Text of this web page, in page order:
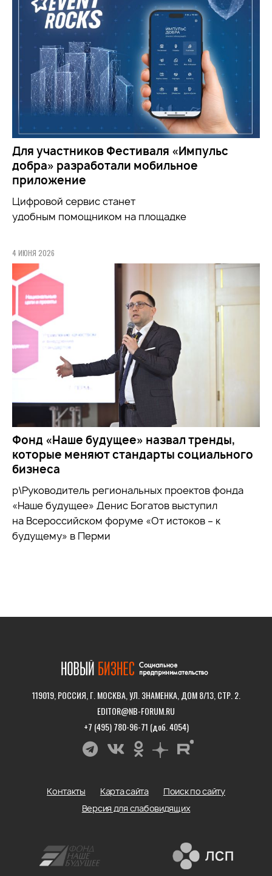
Для участников Фестиваля «Импульс
добра» разработали мобильное
приложение
Цифровой сервис станет
удобным помощником на площадке
4 ИЮНЯ 2026
Фонд «Наше будущее» назвал тренды,
которые меняют стандарты социального
бизнеса
р\Руководитель региональных проектов фонда
«Наше будущее» Денис Богатов выступил
на Всероссийском форуме «От истоков – к
будущему» в Перми
119019, РОССИЯ, Г. МОСКВА, УЛ. ЗНАМЕНКА, ДОМ 8/13, СТР. 2.
EDITOR@NB-FORUM.RU
+7 (495) 780-96-71 (доб. 4054)
Контакты Карта сайта
Поиск по сайту
Версия для слабовидящих